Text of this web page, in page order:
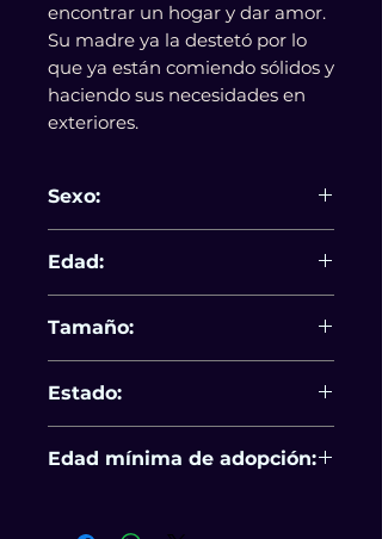
encontrar un hogar y dar amor.
Su madre ya la destetó por lo
que ya están comiendo sólidos y
haciendo sus necesidades en
exteriores.
Sexo:
Edad:
Tamaño:
Estado:
Edad mínima de adopción: